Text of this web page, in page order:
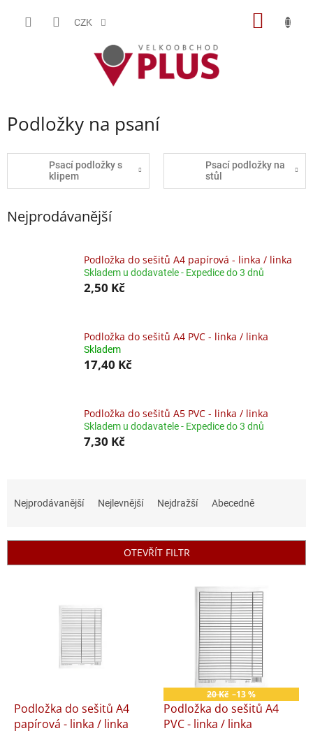
CZK
Podložky na psaní
Psací podložky s
klipem
Psací podložky na
stůl
Nejprodávanější
Podložka do sešitů A4 papírová - linka / linka
Skladem u dodavatele - Expedice do 3 dnů
2,50 Kč
Podložka do sešitů A4 PVC - linka / linka
Skladem
17,40 Kč
Podložka do sešitů A5 PVC - linka / linka
Skladem u dodavatele - Expedice do 3 dnů
7,30 Kč
í
Nejprodávanější Nejlevnější Nejdražší Abecedně
OTEVŘÍT FILTR
Podložka do sešitů A4
papírová - linka / linka
20 Kč –13 %
Podložka do sešitů A4
PVC - linka / linka